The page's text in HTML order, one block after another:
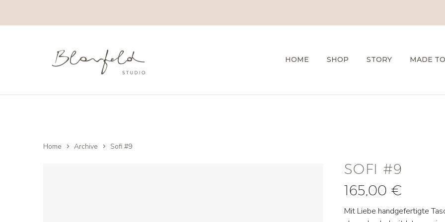
HOME SHOP STORY MADE
Home Archive Sofi #9
SOFI #9
165,00 €
Mit Liebe handgefertigte